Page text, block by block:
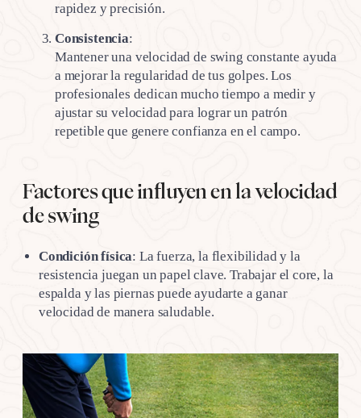
rapidez y precisión.
Consistencia:
Mantener una velocidad de swing constante ayuda
a mejorar la regularidad de tus golpes. Los
profesionales dedican mucho tiempo a medir y
ajustar su velocidad para lograr un patrón
repetible que genere confianza en el campo.
Factores que influyen en la velocidad
de swing
Condición física: La fuerza, la flexibilidad y la
resistencia juegan un papel clave. Trabajar el core, la
espalda y las piernas puede ayudarte a ganar
velocidad de manera saludable.